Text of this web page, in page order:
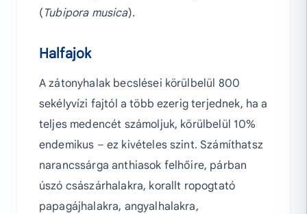
( Tubipora musica).
Halfajok
A zátonyhalak becslései körülbelül 800
sekélyvízi fajtól a több ezerig terjednek, ha a
teljes medencét számoljuk, körülbelül 10%
endemikus – ez kivételes szint. Számíthatsz
narancssárga anthiasok felhőire, párban
úszó császárhalakra, korallt ropogtató
papagájhalakra, angyalhalakra,